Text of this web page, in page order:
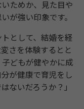
ためか、見た目や
が強い印象です。
として、結婚を経
さを体験するとと
どもが健やかに成
が健康で育児をし
ないだろうか？」